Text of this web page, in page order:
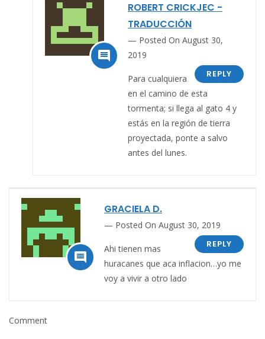

ROBERT CRICKJEC -
TRADUCCIÓN
Posted On August 30,
2019
REPLY
Para cualquiera
en el camino de esta
tormenta; si llega al gato 4 y
estás en la región de tierra
proyectada, ponte a salvo
antes del lunes.

GRACIELA D.
Posted On August 30, 2019
REPLY
Ahi tienen mas
huracanes que aca inflacion…yo me
voy a vivir a otro lado
Comment